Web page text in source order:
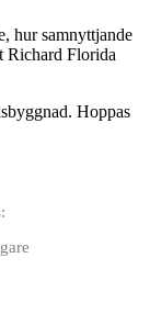
hur samnyttjande
Richard Florida
Hoppas